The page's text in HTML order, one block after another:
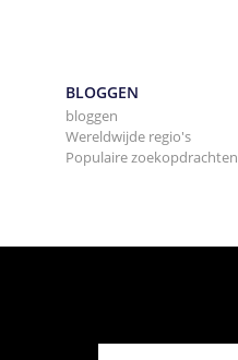
BLOGGEN
bloggen
Wereldwijde regio's
Populaire zoekopdrachten